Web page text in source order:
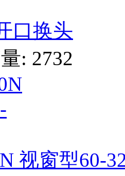
口换头
: 2732
视窗型60-